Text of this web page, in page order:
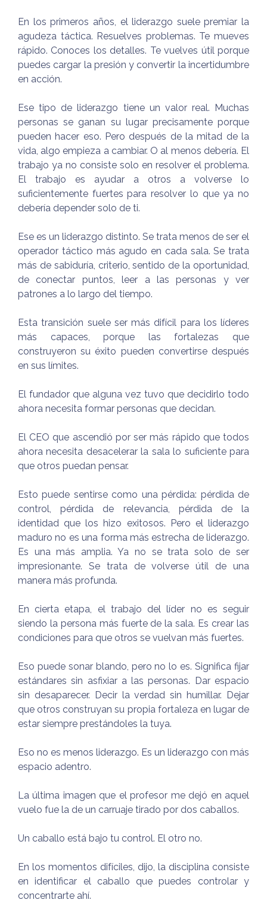
En los primeros años, el liderazgo suele premiar la
agudeza táctica. Resuelves problemas. Te mueves
rápido. Conoces los detalles. Te vuelves útil porque
puedes cargar la presión y convertir la incertidumbre
en acción.
Ese tipo de liderazgo tiene un valor real. Muchas
personas se ganan su lugar precisamente porque
pueden hacer eso. Pero después de la mitad de la
vida, algo empieza a cambiar. O al menos debería. El
trabajo ya no consiste solo en resolver el problema.
El trabajo es ayudar a otros a volverse lo
suficientemente fuertes para resolver lo que ya no
debería depender solo de ti.
Ese es un liderazgo distinto. Se trata menos de ser el
operador táctico más agudo en cada sala. Se trata
más de sabiduría, criterio, sentido de la oportunidad,
de conectar puntos, leer a las personas y ver
patrones a lo largo del tiempo.
Esta transición suele ser más difícil para los líderes
más capaces, porque las fortalezas que
construyeron su éxito pueden convertirse después
en sus límites.
El fundador que alguna vez tuvo que decidirlo todo
ahora necesita formar personas que decidan.
El CEO que ascendió por ser más rápido que todos
ahora necesita desacelerar la sala lo suficiente para
que otros puedan pensar.
Esto puede sentirse como una pérdida: pérdida de
control, pérdida de relevancia, pérdida de la
identidad que los hizo exitosos. Pero el liderazgo
maduro no es una forma más estrecha de liderazgo.
Es una más amplia. Ya no se trata solo de ser
impresionante. Se trata de volverse útil de una
manera más profunda.
En cierta etapa, el trabajo del líder no es seguir
siendo la persona más fuerte de la sala. Es crear las
condiciones para que otros se vuelvan más fuertes.
Eso puede sonar blando, pero no lo es. Significa fijar
estándares sin asfixiar a las personas. Dar espacio
sin desaparecer. Decir la verdad sin humillar. Dejar
que otros construyan su propia fortaleza en lugar de
estar siempre prestándoles la tuya.
Eso no es menos liderazgo. Es un liderazgo con más
espacio adentro.
La última imagen que el profesor me dejó en aquel
vuelo fue la de un carruaje tirado por dos caballos.
Un caballo está bajo tu control. El otro no.
En los momentos difíciles, dijo, la disciplina consiste
en identificar el caballo que puedes controlar y
concentrarte ahí.